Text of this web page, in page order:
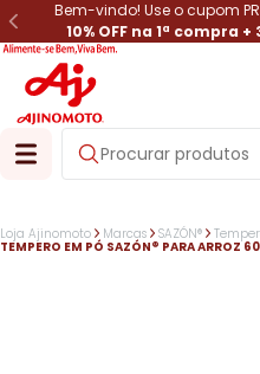
Bem-vindo! Use o cupom
10% OFF na 1ª compra +
Loja Ajinomoto Marcas SAZÓN®
TEMPERO EM PÓ SAZÓN® PARA ARROZ